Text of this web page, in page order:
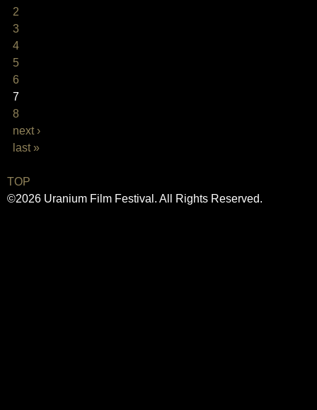
2
3
4
5
6
7
8
next ›
last »
TOP
©2026 Uranium Film Festival. All Rights Reserved.